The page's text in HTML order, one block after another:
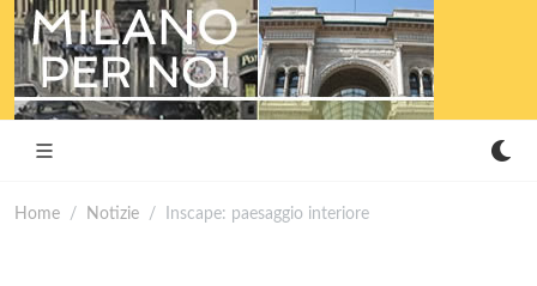
Home Notizie Inscape: paesaggio interiore